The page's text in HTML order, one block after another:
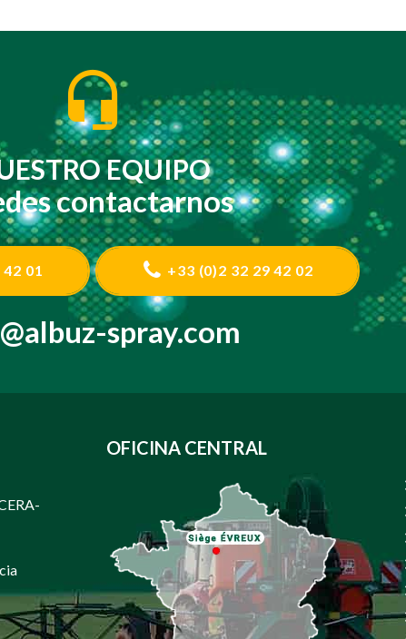
EQUIPO
contactarnos
01 +33 (0)2 32 29 42 02
spray.com
OFICINA CENTRAL